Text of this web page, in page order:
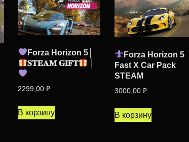
Forza Horizon 5│
𝐒𝐓𝐄𝐀𝐌 𝐆𝐈𝐅𝐓
2299,00₽
В корзину
Forza Horizon 5
Fast X Car Pack
STEAM
3000,00 ₽
В корзину